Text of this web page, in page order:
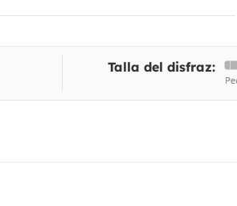
Talla del disfraz: